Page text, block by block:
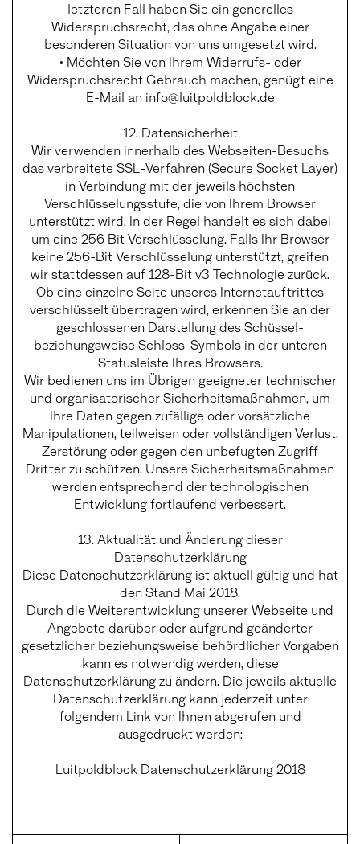
letzteren Fall haben Sie ein generelles
Widerspruchsrecht, das ohne Angabe einer
besonderen Situation von uns umgesetzt wird.
• Möchten Sie von Ihrem Widerrufs- oder
Widerspruchsrecht Gebrauch machen, genügt eine
E-Mail an info@luitpoldblock.de
12. Datensicherheit
Wir verwenden innerhalb des Webseiten-Besuchs
das verbreitete SSL-Verfahren (Secure Socket Layer)
in Verbindung mit der jeweils höchsten
Verschlüsselungsstufe, die von Ihrem Browser
unterstützt wird. In der Regel handelt es sich dabei
um eine 256 Bit Verschlüsselung. Falls Ihr Browser
keine 256-Bit Verschlüsselung unterstützt, greifen
wir stattdessen auf 128-Bit v3 Technologie zurück.
Ob eine einzelne Seite unseres Internetauftrittes
verschlüsselt übertragen wird, erkennen Sie an der
geschlossenen Darstellung des Schüssel-
beziehungsweise Schloss-Symbols in der unteren
Statusleiste Ihres Browsers.
Wir bedienen uns im Übrigen geeigneter technischer
und organisatorischer Sicherheitsmaßnahmen, um
Ihre Daten gegen zufällige oder vorsätzliche
Manipulationen, teilweisen oder vollständigen Verlust,
Zerstörung oder gegen den unbefugten Zugriff
Dritter zu schützen. Unsere Sicherheitsmaßnahmen
werden entsprechend der technologischen
Entwicklung fortlaufend verbessert.
13. Aktualität und Änderung dieser
Datenschutzerklärung
Diese Datenschutzerklärung ist aktuell gültig und hat
den Stand Mai 2018.
Durch die Weiterentwicklung unserer Webseite und
Angebote darüber oder aufgrund geänderter
gesetzlicher beziehungsweise behördlicher Vorgaben
kann es notwendig werden, diese
Datenschutzerklärung zu ändern. Die jeweils aktuelle
Datenschutzerklärung kann jederzeit unter
folgendem Link von Ihnen abgerufen und
ausgedruckt werden:
Luitpoldblock Datenschutzerklärung 2018